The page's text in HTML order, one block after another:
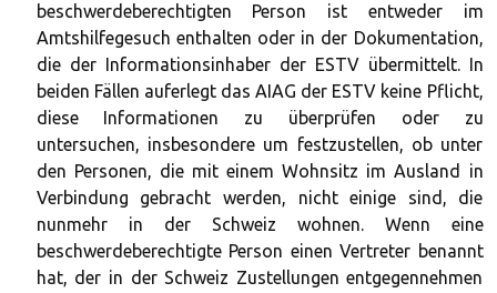
beschwerdeberechtigten Person ist entweder im
Amtshilfegesuch enthalten oder in der Dokumentation,
die der Informationsinhaber der ESTV übermittelt. In
beiden Fällen auferlegt das AIAG der ESTV keine Pflicht,
diese Informationen zu überprüfen oder zu
untersuchen, insbesondere um festzustellen, ob unter
den Personen, die mit einem Wohnsitz im Ausland in
Verbindung gebracht werden, nicht einige sind, die
nunmehr in der Schweiz wohnen. Wenn eine
beschwerdeberechtigte Person einen Vertreter benannt
hat, der in der Schweiz Zustellungen entgegennehmen